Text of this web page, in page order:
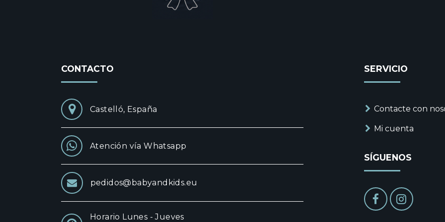
CONTACTO
Castelló, España
Atención vía Whatsapp
pedidos@babyandkids.eu
Horario Lunes - Jueves
SERVICIO
Contacte con
Mi cuenta
SÍGUENOS